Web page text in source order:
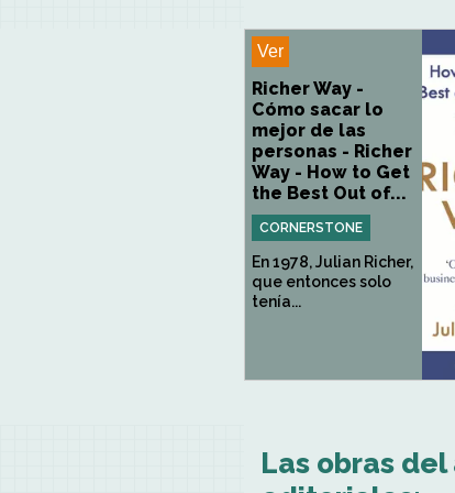
Ver
Richer Way -
Cómo sacar lo
mejor de las
personas - Richer
Way - How to Get
the Best Out of...
CORNERSTONE
En 1978, Julian Richer,
que entonces solo
tenía...
Las obras